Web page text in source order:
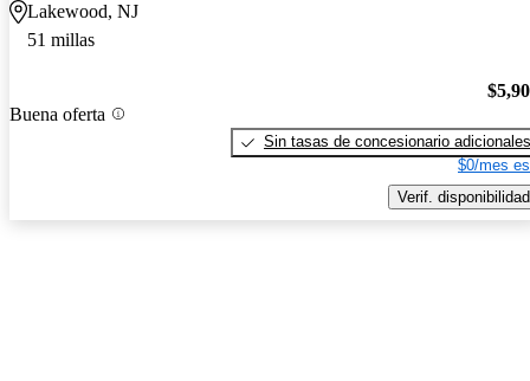
Lakewood, NJ
51 millas
Buena oferta
Sin tasas de concesionario adicionales
$0/mes
Verif. disponibilidad